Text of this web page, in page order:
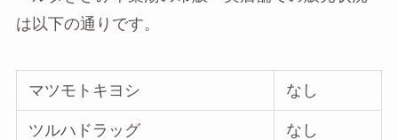
は以下の通りです。
マツモトキヨシ なし
ツルハドラッグ なし